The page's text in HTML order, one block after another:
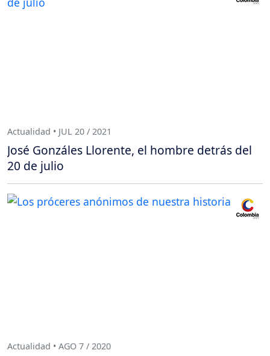
Actualidad • JUL 20 / 2021
José Gonzáles Llorente, el hombre detrás del
20 de julio
Actualidad • AGO 7 / 2020